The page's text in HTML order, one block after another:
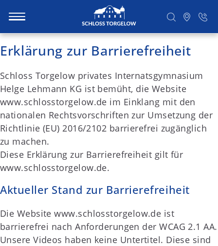
S
k
p
t
o
c
o
n
t
e
n
t
Suchen
Erklärung zur Barrierefreiheit
Schloss Torgelow privates Internatsgymnasium
Helge Lehmann KG ist bemüht, die Website
www.schlosstorgelow.de im Einklang mit den
nationalen Rechtsvorschriften zur Umsetzung der
Richtlinie (EU) 2016/2102 barrierefrei zugänglich
zu machen.
Diese Erklärung zur Barrierefreiheit gilt für
www.schlosstorgelow.de.
Aktueller Stand zur Barrierefreiheit
Die Website www.schlosstorgelow.de ist
barrierefrei nach Anforderungen der WCAG 2.1 AA.
Unsere Videos haben keine Untertitel. Diese sind